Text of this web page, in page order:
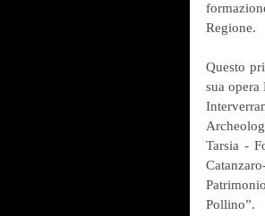
Regione.
Questo
sua
Tarsia -
Pollino”.